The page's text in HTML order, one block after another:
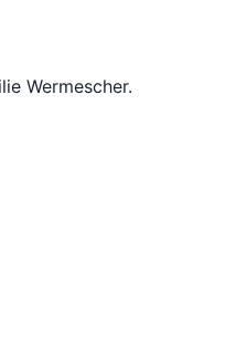
Wermescher.